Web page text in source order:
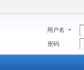
用户名
密码